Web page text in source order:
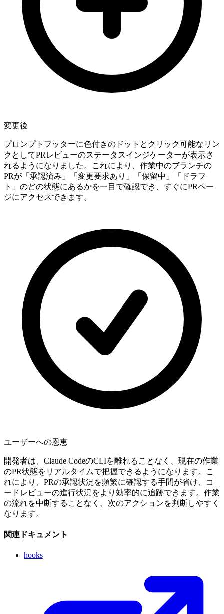
変更後
プロンプトフッターに色付きのドットとクリック可能なリン
クとしてPRレビューのステータスインジケーターが表示さ
れるようになりました。これにより、作業中のブランチの
PRが「承認済み」「変更要求あり」「保留中」「ドラフ
ト」のどの状態にあるかを一目で確認でき、すぐにPRペー
ジにアクセスできます。
ユーザーへの恩恵
開発者は、Claude CodeのCLIを離れることなく、現在の作業
のPR状態をリアルタイムで把握できるようになります。こ
れにより、PRの承認状況を頻繁に確認する手間が省け、コ
ードレビューの進行状況をより効率的に追跡できます。作業
の流れを中断することなく、次のアクションを判断しやすく
なります。
関連ドキュメント
hooks